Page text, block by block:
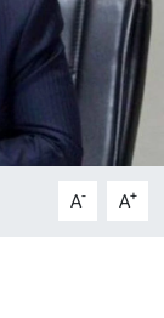
A- A+